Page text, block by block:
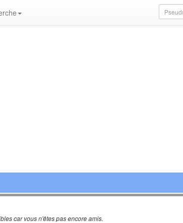
car vous n'êtes pas encore amis.